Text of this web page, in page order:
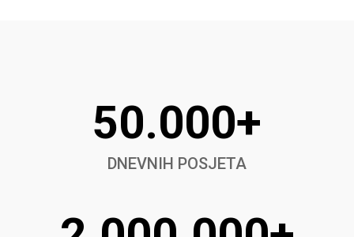
50.000+
DNEVNIH POSJETA